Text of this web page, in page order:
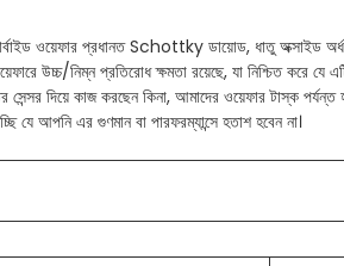
ওয়েফার প্রধানত Schottky ডায়োড, ধাতু অক্সাইড
উচ্চ/নিম্ন প্রতিরোধ ক্ষমতা রয়েছে, যা নিশ্চিত করে
দিয়ে কাজ করছেন কিনা, আমাদের ওয়েফার টাস্ক পর্যন্ত
যে আপনি এর গুণমান বা পারফরম্যান্সে হতাশ হবেন না।